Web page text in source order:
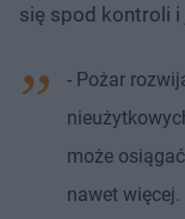
się spod kontroli i
- Pożar
może
nawet